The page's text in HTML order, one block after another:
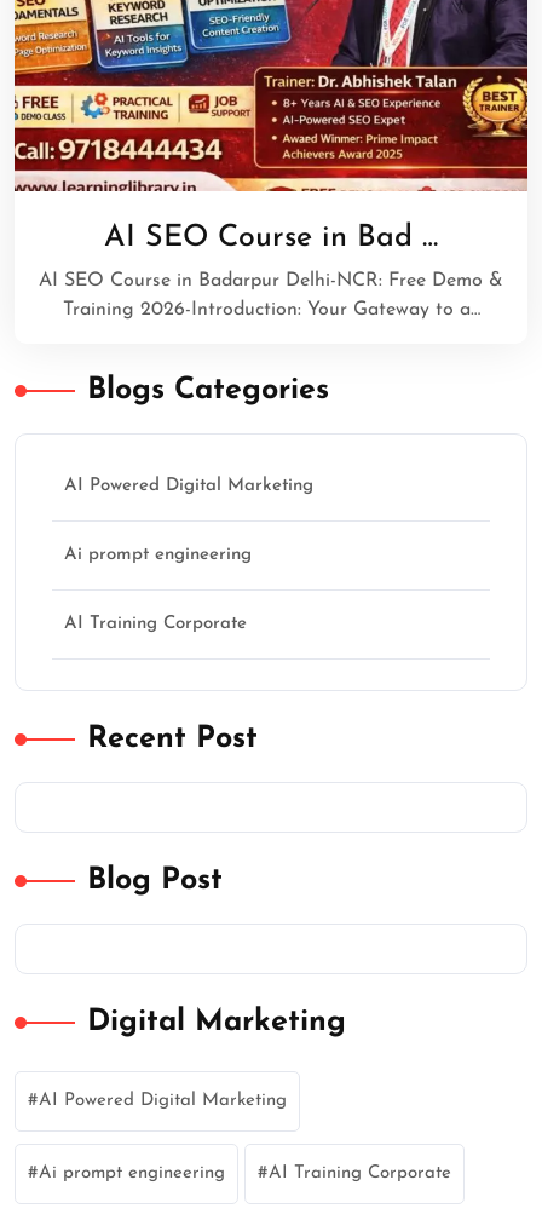
AI SEO Course in Bad …
AI SEO Course in Badarpur Delhi-NCR: Free Demo &
Training 2026-Introduction: Your Gateway to a…
Blogs Categories
AI Powered Digital Marketing
Ai prompt engineering
AI Training Corporate
Recent Post
Blog Post
Digital Marketing
AI Powered Digital Marketing
Ai prompt engineering AI Training Corporate